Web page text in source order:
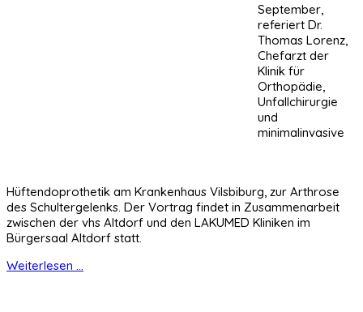
September,
referiert Dr.
Thomas Lorenz,
Chefarzt der
Klinik für
Orthopädie,
Unfallchirurgie
und
minimalinvasive
Hüftendoprothetik am Krankenhaus Vilsbiburg, zur Arthrose
des Schultergelenks. Der Vortrag findet in Zusammenarbeit
zwischen der vhs Altdorf und den LAKUMED Kliniken im
Bürgersaal Altdorf statt.
Weiterlesen ...